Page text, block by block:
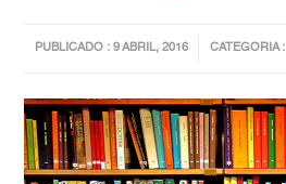
PUBLICADO : 9 ABRIL, 2016 CATEGORIA :